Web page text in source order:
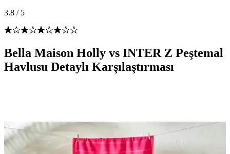
3.8 / 5
Bella Maison Holly vs INTER Z Peştemal
Havlusu Detaylı Karşılaştırması